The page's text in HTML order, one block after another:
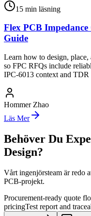
15 min läsning
Flex PCB Impedance
Guide
Learn how to design,
so FPC RFQs include
IPC-6013 context and TDR
Hommer Zhao
Läs Mer
Behöver Du
Design?
Vårt ingenjörsteam är redo
PCB-projekt.
Procurement-ready quote
pricingTest report and